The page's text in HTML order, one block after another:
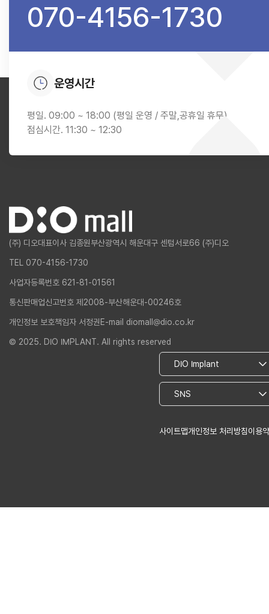
070-4156-1730
운영시간
평일. 09:00 ~ 18:00 (평일 운영 / 주말,공휴일 휴무)
점심시간. 11:30 ~ 12:30
(주) 디오대표이사 김종원부산광역시 해운대구 센텀서로66 (주)디오
TEL 070-4156-1730
사업자등록번호 621-81-01561
통신판매업신고번호 제2008-부산해운대-00246호
개인정보 보호책임자 서정권 E-mail diomall@dio.co.kr
© 2025. DIO IMPLANT. All rights reserved
사이트맵개인정보 처리방침이용